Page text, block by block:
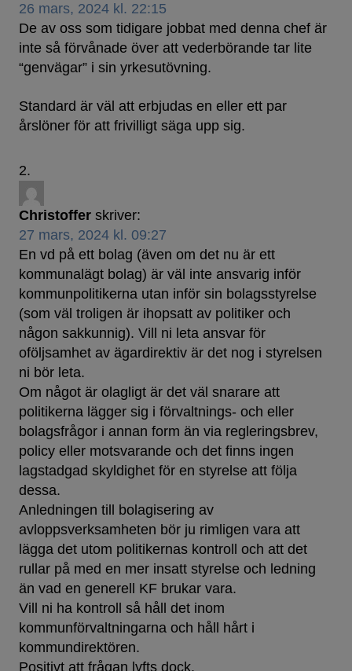
26 mars, 2024 kl. 22:15
De av oss som tidigare jobbat med denna chef är
inte så förvånade över att vederbörande tar lite
“genvägar” i sin yrkesutövning.
Standard är väl att erbjudas en eller ett par
årslöner för att frivilligt säga upp sig.
Christoffer skriver:
27 mars, 2024 kl. 09:27
En vd på ett bolag (även om det nu är ett
kommunalägt bolag) är väl inte ansvarig inför
kommunpolitikerna utan inför sin bolagsstyrelse
(som väl troligen är ihopsatt av politiker och
någon sakkunnig). Vill ni leta ansvar för
oföljsamhet av ägardirektiv är det nog i styrelsen
ni bör leta.
Om något är olagligt är det väl snarare att
politikerna lägger sig i förvaltnings- och eller
bolagsfrågor i annan form än via regleringsbrev,
policy eller motsvarande och det finns ingen
lagstadgad skyldighet för en styrelse att följa
dessa.
Anledningen till bolagisering av
avloppsverksamheten bör ju rimligen vara att
lägga det utom politikernas kontroll och att det
rullar på med en mer insatt styrelse och ledning
än vad en generell KF brukar vara.
Vill ni ha kontroll så håll det inom
kommunförvaltningarna och håll hårt i
kommundirektören.
Positivt att frågan lyfts dock.